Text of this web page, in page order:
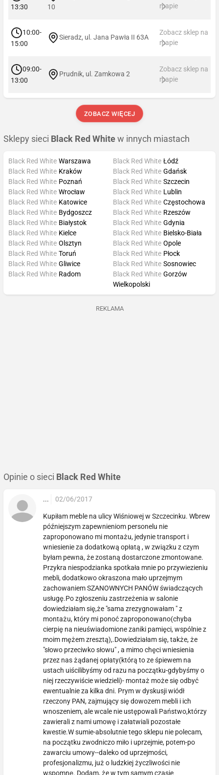
13:30
10
mapie
10:00-
15:00
Sieradz, ul. Jana Pawła II 63A
Zobacz sklep na
mapie
09:00-
13:00
Prudnik, ul. Zamkowa 2
Zobacz sklep na
mapie
ZOBACZ WIĘCEJ
Sklepy sieci Black Red White w innych miastach
Black Red White Warszawa
Black Red White Kraków
Black Red White Poznań
Black Red White Wrocław
Black Red White Łódź
Black Red White Gdańsk
Black Red White Szczecin
Black Red White Lublin
Black Red White Katowice
Black Red White Bydgoszcz
Black Red White Białystok
Black Red White Kielce
Black Red White Częstochowa
Black Red White Rzeszów
Black Red White Gdynia
Black Red White Bielsko-Biała
Black Red White Olsztyn
Black Red White Toruń
Black Red White Gliwice
Black Red White Radom
Black Red White Opole
Black Red White Płock
Black Red White Sosnowiec
Black Red White Gorzów
Wielkopolski
REKLAMA
Opinie o sieci Black Red White
... 02/06/2017
Kupiłam meble na ulicy Wiśniowej w Szczecinku. Wbrew
późniejszym zapewnieniom personelu nie
zaproponowano mi montażu, jedynie transport i
wniesienie za dodatkową opłatą , w związku z czym
byłam pewna, że zostaną dostarczone zmontowane.
Przykra niespodzianka spotkała mnie po przywiezieniu
mebli, dodatkowo okraszona mało uprzejmym
zachowaniem SZANOWNYCH PANÓW świadczących
usługę.Po zgłoszeniu zastrzeżenia w salonie
dowiedziałam się,że "sama zrezygnowałam " z
montażu, który mi ponoć zaproponowano(chyba
cierpię na nieuświadomione zaniki pamięci, wspólnie z
moim mężem zresztą),.Dowiedziałam się, także, że
"słowo przeciwko słowu" , a mimo chęci wniesienia
przez nas żądanej opłaty(którą to ze śpiewem na
ustach uiścilibyśmy od razu na początku-gdybyśmy o
niej rzeczywiście wiedzieli)- montaż może się odbyć
ewentualnie za kilka dni. Prym w dyskusji wiódł
rzeczony PAN, zajmujący się dowozem mebli i ich
wnoszeniem, ale wcale nie ustępowali Państwo,którzy
zawierali z nami umowę i załatwiali pozostałe
kwestie.W sumie-absolutnie tego sklepu nie polecam,
na początku zwodniczo miło i uprzejmie, potem-po
zawarciu umowy--daleko od uprzejmości,
profesjonalizmu, już o ludzkiej życzliwości nie
wspomnę. Dodam, że w tym samym czasie